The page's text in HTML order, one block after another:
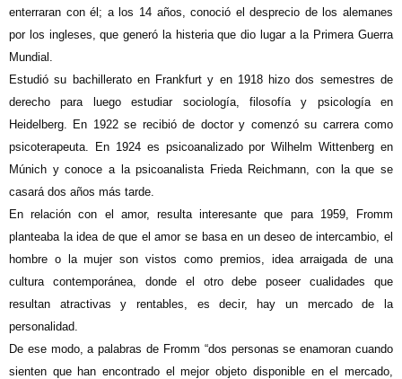
enterraran con él; a los 14 años, conoció el desprecio de los alemanes
por los ingleses, que generó la histeria que dio lugar a la Primera Guerra
Mundial.
Estudió su bachillerato en Frankfurt y en 1918 hizo dos semestres de
derecho para luego estudiar sociología, filosofía y psicología en
Heidelberg. En 1922 se recibió de doctor y comenzó su carrera como
psicoterapeuta. En 1924 es psicoanalizado por Wilhelm Wittenberg en
Múnich y conoce a la psicoanalista Frieda Reichmann, con la que se
casará dos años más tarde.
En relación con el amor, resulta interesante que para 1959, Fromm
planteaba la idea de que el amor se basa en un deseo de intercambio, el
hombre o la mujer son vistos como premios, idea arraigada de una
cultura contemporánea, donde el otro debe poseer cualidades que
resultan atractivas y rentables, es decir, hay un mercado de la
personalidad.
De ese modo, a palabras de Fromm “dos personas se enamoran cuando
sienten que han encontrado el mejor objeto disponible en el mercado,